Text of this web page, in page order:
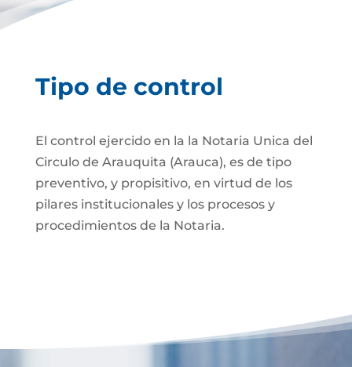
Tipo de control
El control ejercido en la la Notaria Unica del
Circulo de Arauquita (Arauca), es de tipo
preventivo, y propisitivo, en virtud de los
pilares institucionales y los procesos y
procedimientos de la Notaria.